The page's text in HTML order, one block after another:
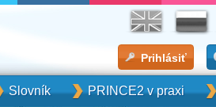
Prihlásiť
Slovník PRINCE2 v praxi